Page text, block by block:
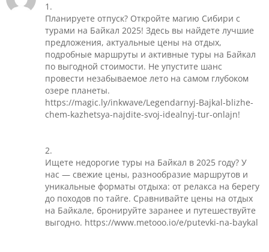
1.
Планируете отпуск? Откройте магию Сибири с
турами на Байкал 2025! Здесь вы найдете лучшие
предложения, актуальные цены на отдых,
подробные маршруты и активные туры на Байкал
по выгодной стоимости. Не упустите шанс
провести незабываемое лето на самом глубоком
озере планеты.
https://magic.ly/inkwave/Legendarnyj-Bajkal-blizhe-
chem-kazhetsya-najdite-svoj-idealnyj-tur-onlajn!
2.
Ищете недорогие туры на Байкал в 2025 году? У
нас — свежие цены, разнообразие маршрутов и
уникальные форматы отдыха: от релакса на берегу
до походов по тайге. Сравнивайте цены на отдых
на Байкале, бронируйте заранее и путешествуйте
выгодно. https://www.metooo.io/e/putevki-na-baykal